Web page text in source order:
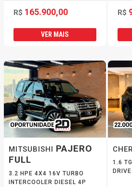
R$ 165.900,00
VER MAIS
R$
MITSUBISHI PAJERO
FULL
3.2 HPE 4X4 16V TURBO
INTERCOOLER DIESEL 4P
1.6